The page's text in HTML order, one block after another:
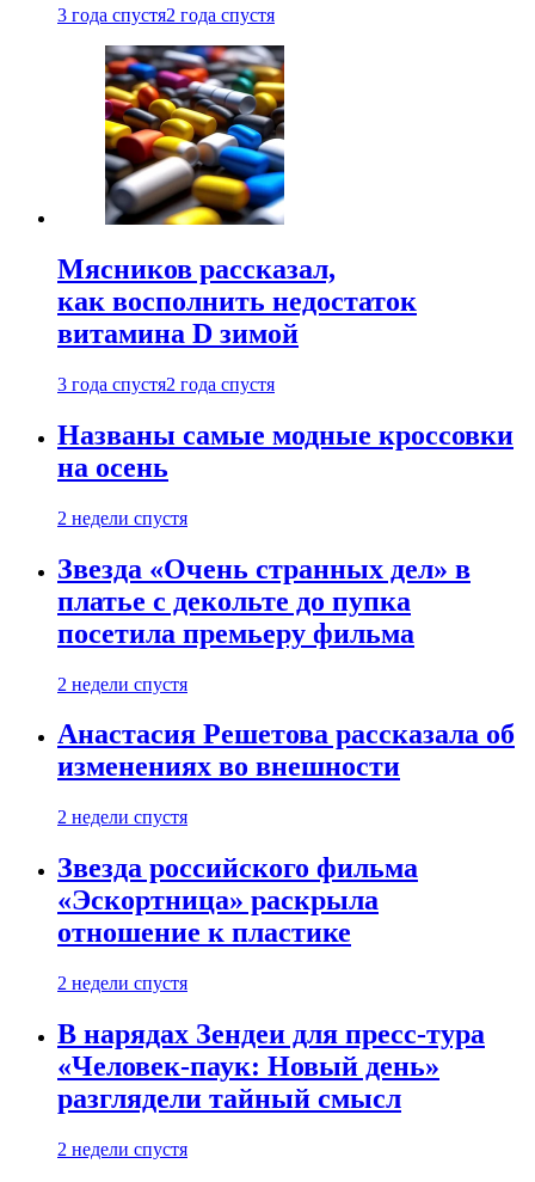
3 года спустя2 года спустя
Мясников рассказал,
как восполнить недостаток
витамина D зимой
3 года спустя2 года спустя
Названы самые модные кроссовки
на осень
2 недели спустя
Звезда «Очень странных дел» в
платье с декольте до пупка
посетила премьеру фильма
2 недели спустя
Анастасия Решетова рассказала об
изменениях во внешности
2 недели спустя
Звезда российского фильма
«Эскортница» раскрыла
отношение к пластике
2 недели спустя
В нарядах Зендеи для пресс-тура
«Человек-паук: Новый день»
разглядели тайный смысл
2 недели спустя